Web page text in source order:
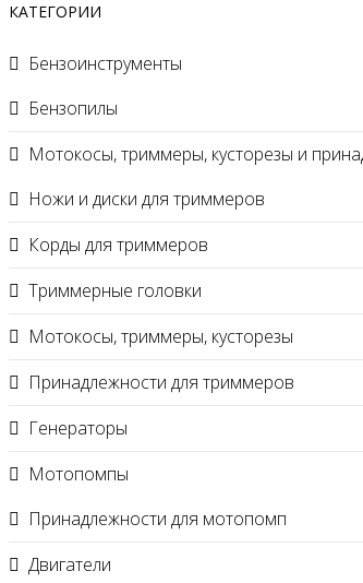
КАТЕГОРИИ
Бензоинструменты
Бензопилы
Мотокосы, триммеры, кусторезы и
Ножи и диски для триммеров
Корды для триммеров
Триммерные головки
Мотокосы, триммеры, кусторезы
Принадлежности для триммеров
Генераторы
Мотопомпы
Принадлежности для мотопомп
Двигатели